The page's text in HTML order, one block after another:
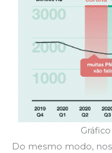
Do mesmo modo,